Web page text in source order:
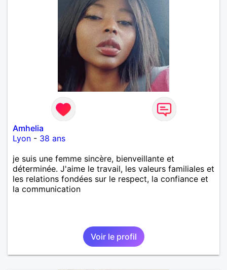
Amhelia
Lyon - 38 ans
je suis une femme sincère, bienveillante et
déterminée. J'aime le travail, les valeurs familiales et
les relations fondées sur le respect, la confiance et
la communication
Voir le profil